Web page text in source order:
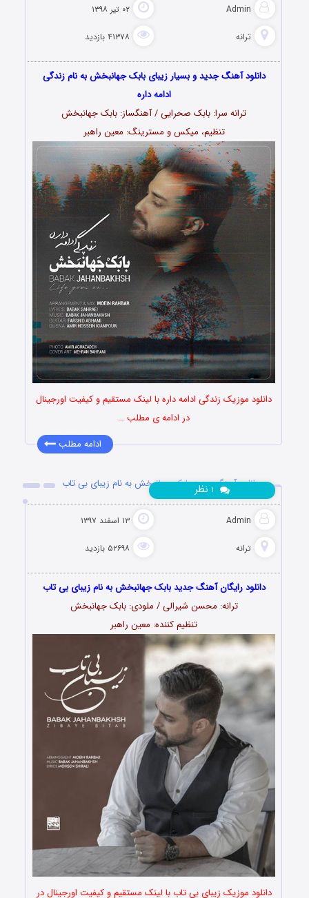
Admin ۰۲ تیر ۱۳۹۸
ترانه ۴۱۳۷۸ بازدید
دانلود آهنگ جدید و بسیار زیبای بابک جهانبخش به نام زندگی
ادامه داره
ترانه سرا: بابک صحرایی / آهنگساز: بابک جهانبخش
تنظیم، میکس و مسترینگ: معین راهبر
دانلود موزیک زندگی ادامه داره با لینک مستقیم و کیفیت اورجینال
در ادامه ی مطلب …
ادامه مطلب
دانلود آهنگ جدید بابک جهانبخش به نام زیبای بی تاب
Admin ۱۳ اسفند ۱۳۹۷
ترانه ۵۲۶۹۸ بازدید
نظر
دانلود رایگان آهنگ جدید بابک جهانبخش به نام زیبای بی تاب
ترانه: محسن شیرالی / ملودی: بابک جهانبخش
تنظیم کننده: معین راهبر
دانلود موزیک زیبای بی تاب با لینک مستقیم و کیفیت اورجینال در